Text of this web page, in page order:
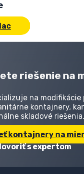
riešenie na
na modifikácie
kontajnery,
skladové riešenia.
kontajnery na
s expertom